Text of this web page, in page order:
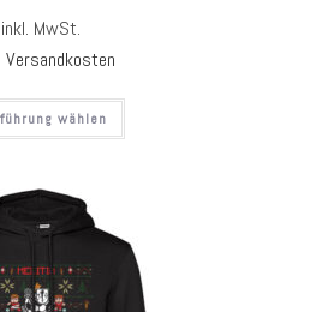
inkl. MwSt.
Versandkosten
wählen